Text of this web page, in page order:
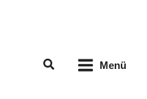
Suchen Menü